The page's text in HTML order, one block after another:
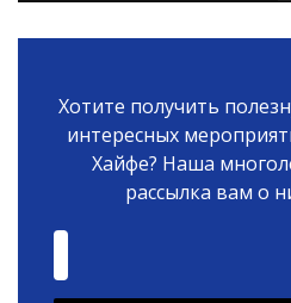
Хотите получить
интересных
Хайфе? Наша
рассылка вам о